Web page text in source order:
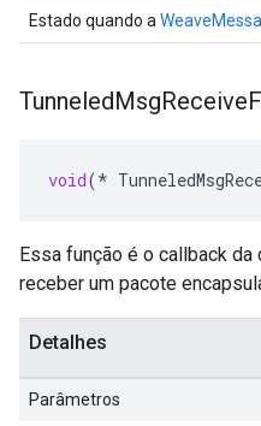
Estado quando a
TunneledMsgReceive
void(*
Essa função é o callback
receber um pacote
Detalhes
Parâmetros